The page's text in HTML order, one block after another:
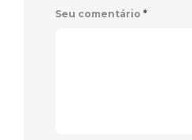
Seu comentário *